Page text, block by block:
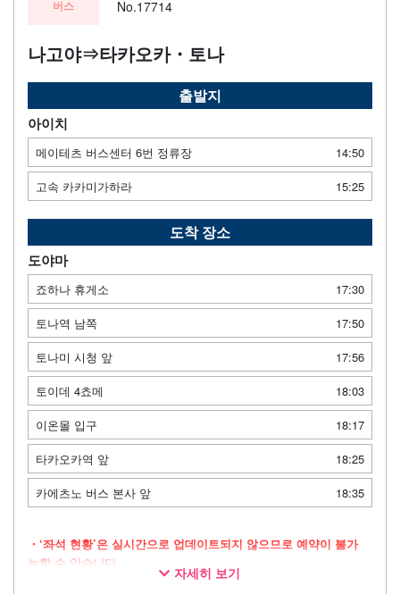
버스 No.17714
나고야⇒타카오카・토나
출발지
아이치
메이테츠 버스센터 6번 정류장
14:50
고속 카카미가하라
15:25
도착 장소
도야마
죠하나 휴게소
17:30
토나역 남쪽
17:50
토나미 시청 앞
17:56
토이데 4쵸메
18:03
이온몰 입구
18:17
타카오카역 앞
18:25
카에츠노 버스 본사 앞
18:35
・‘좌석 현황’은 실시간으로 업데이트되지 않으므로 예약이 불가
능할 수 있습니다.
자세히 보기